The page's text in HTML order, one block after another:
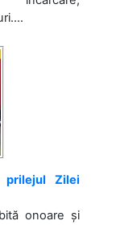
Zilei
onoare și